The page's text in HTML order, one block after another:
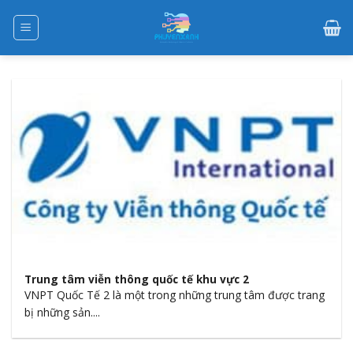
Trung tâm viễn thông quốc tế khu vực 2
VNPT Quốc Tế 2 là một trong những trung tâm được trang
bị những sản....